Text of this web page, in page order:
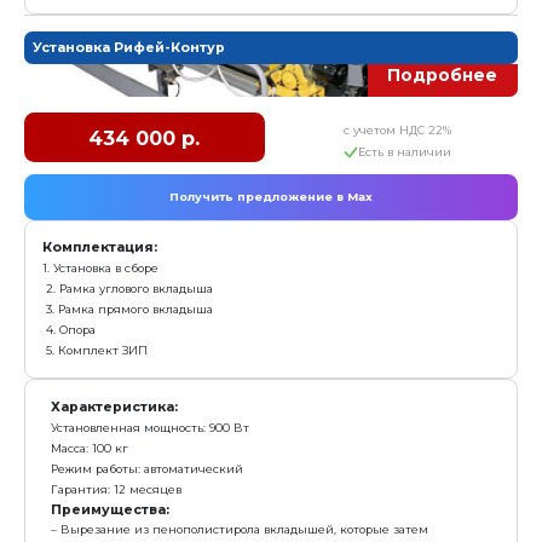
Характеристика:
Установленная мощность: 7,5 кВт
Масса: 1 000 кг
Режим работы: полуавтомат/автомат
Гарантия: 12 месяцев
Преимущества:
Для транспортировки поддонов не требуются
стеллажи
Возможность настройки высоты подъема в
изделия для уменьшения времени цикла
Возможность дооснащения снижателем и
автоматической разгрузки поддонов с готовой
заказать
Пресс Рифей-Колун-М